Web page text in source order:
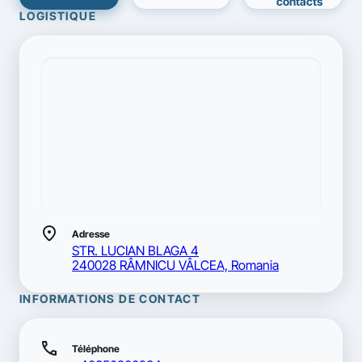
LOGISTIQUE
location_on Adresse
STR. LUCIAN BLAGA 4
240028 RÂMNICU VÂLCEA, Romania
INFORMATIONS DE CONTACT
call Téléphone